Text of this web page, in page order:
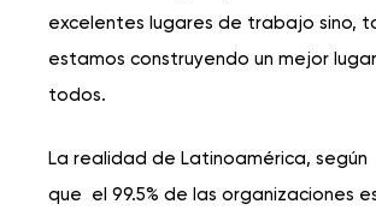
excelentes lugares de trabajo sino,
estamos construyendo un mejor
todos.
La realidad de Latinoamérica, según
que el 99.5% de las organizaciones